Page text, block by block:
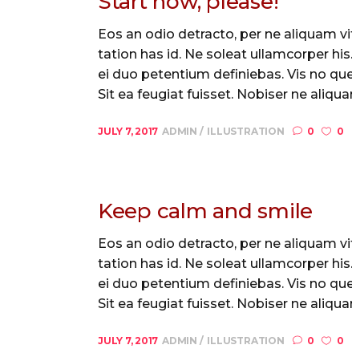
Eos an odio detracto, per ne aliquam
tation has id. Ne soleat ullamcorper
ei duo petentium definiebas. Vis no
Sit ea feugiat fuisset. Nobiser ne
JULY 7, 2017 ADMIN ILLUSTRATION 0 0
Keep calm and smile
Eos an odio detracto, per ne aliquam
tation has id. Ne soleat ullamcorper
ei duo petentium definiebas. Vis no
Sit ea feugiat fuisset. Nobiser ne
JULY 7, 2017 ADMIN ILLUSTRATION 0 0